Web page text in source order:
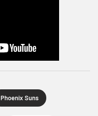
Phoenix Suns